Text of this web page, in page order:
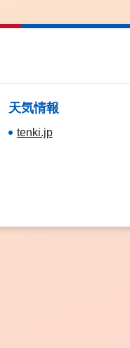
天気情報
tenki.jp